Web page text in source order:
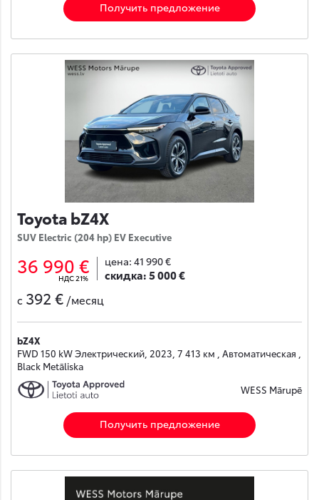
Получить предложение
Toyota bZ4X
SUV Electric (204 hp) EV Executive
36 990 €
НДС 21%
цена: 41 990 €
скидка:5 000 €
с 392 € /месяц
bZ4X
FWD 150 kW Электрический, 2023, 7 413 км , Автоматическая ,
Black Metāliska
WESS Mārupē
Получить предложение